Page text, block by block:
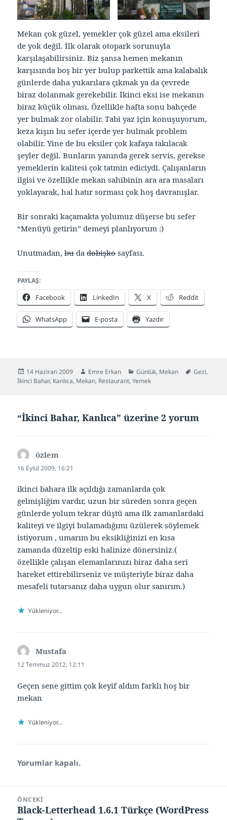
Mekan çok güzel, yemekler çok güzel ama eksileri
de yok değil. İlk olarak otopark sorunuyla
karşılaşabilirsiniz. Biz şansa hemen mekanın
karşısında boş bir yer bulup parkettik ama kalabalık
günlerde daha yukarılara çıkmak ya da çevrede
biraz dolanmak gerekebilir. İkinci eksi ise mekanın
biraz küçük olması. Özellikle hafta sonu bahçede
yer bulmak zor olabilir. Tabi yaz için konuşuyorum,
keza kışın bu sefer içerde yer bulmak problem
olabilir. Yine de bu eksiler çok kafaya takılacak
şeyler değil. Bunların yanında gerek servis, gerekse
yemeklerin kalitesi çok tatmin ediciydi. Çalışanların
ilgisi ve özellikle mekan sahibinin ara ara masaları
yoklayarak, hal hatır sorması çok hoş davranışlar.
Bir sonraki kaçamakta yolumuz düşerse bu sefer
“Menüyü getirin” demeyi planlıyorum :)
Unutmadan,budadobişkosayfası.
PAYLAŞ:
Facebook LinkedIn X Reddit
WhatsApp E-posta Yazdır
Yayın
tarihi
14 Haziran 2009 Yazar
Emre Erkan Kategoriler
Günlük, Mekan Etiketler
Gezi,
İkinci Bahar, Kanlıca, Mekan, Restaurant,Yemek
“İkinci Bahar, Kanlıca” üzerine 2 yorum
özlem
ki:
16 Eylül 2009, 16:21
ikinci bahara ilk açıldığı zamanlarda çok
gelmişliğim vardır, uzun bir süreden sonra geçen
günlerde yolum tekrar düştü ama ilk zamanlardaki
kaliteyi ve ilgiyi bulamadığımı üzülerek söylemek
istiyorum , umarım bu eksikliğinizi en kısa
zamanda düzeltip eski halinize dönersiniz.(
özellikle çalışan elemanlarınızı biraz daha seri
hareket ettirebilirseniz ve müşteriyle biraz daha
mesafeli tutarsanız daha uygun olur sanırım.)
Yükleniyor...
Mustafa
ki:
12 Temmuz 2012, 12:11
Geçen sene gittim çok keyif aldım farklı hoş bir
mekan
Yükleniyor...
Yorumlar kapalı.
gezinmesi
ÖNCEKI
Önceki
Black-Letterhead 1.6.1 Türkçe (WordPress